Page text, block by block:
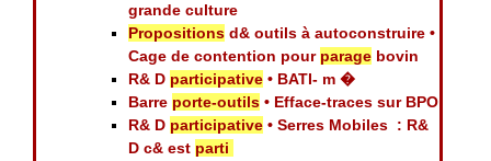
grande culture
Propositions d& outils à autoconstruire •
Cage de contention pour parage bovin
R& D participative • BATI- m �
Barre porte-outils • Efface-traces sur BPO
R& D participative • Serres Mobiles : R&
D c& est parti